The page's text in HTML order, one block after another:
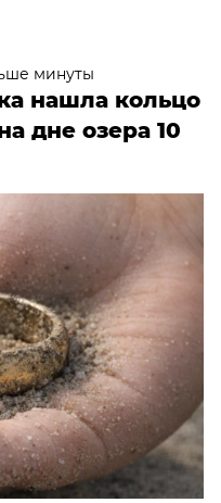
минуты
нашла кольцо
дне озера 10